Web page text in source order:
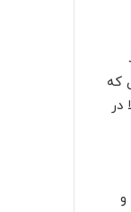
که
در
و